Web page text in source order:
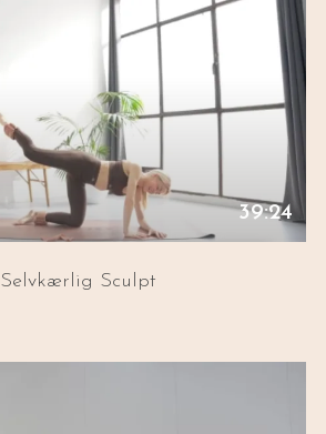
39:24
Selvkærlig Sculpt